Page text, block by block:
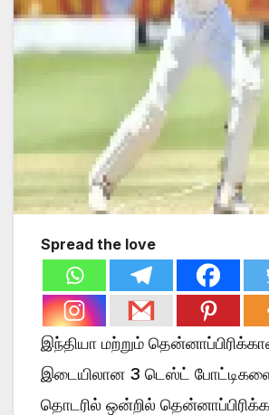
Spread the love
இந்தியா மற்றும்
இடையிலான 3 டெஸ்ட்
தொடரில் ஒன்றில்